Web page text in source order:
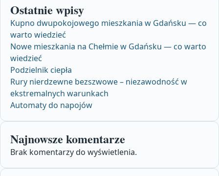
Ostatnie wpisy
Kupno dwupokojowego mieszkania w Gdańsku — co
warto wiedzieć
Nowe mieszkania na Chełmie w Gdańsku — co warto
wiedzieć
Podzielnik ciepła
Rury nierdzewne bezszwowe – niezawodność w
ekstremalnych warunkach
Automaty do napojów
Najnowsze komentarze
Brak komentarzy do wyświetlenia.